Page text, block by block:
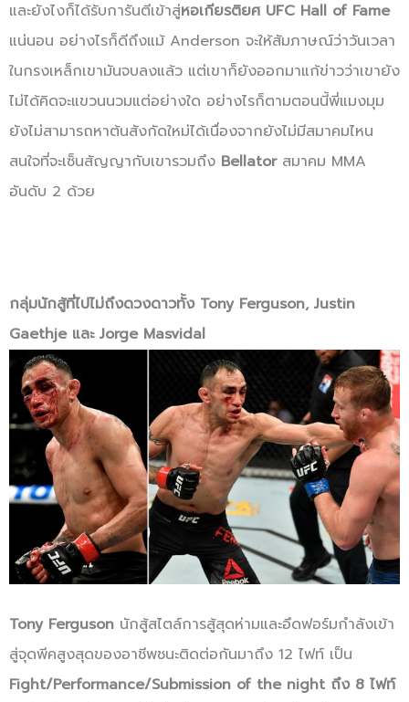
และยังไงก็ได้รับการันตีเข้าสู่หอเกียรติยศ UFC Hall of Fame
แน่นอน อย่างไรก็ดีถึงแม้ Anderson จะให้สัมภาษณ์ว่าวันเวลา
ในกรงเหล็กเขามันจบลงแล้ว แต่เขาก็ยังออกมาแก้ข่าวว่าเขายัง
ไม่ได้คิดจะแขวนนวมแต่อย่างใด อย่างไรก็ตามตอนนี้พี่แมงมุม
ยังไม่สามารถหาต้นสังกัดใหม่ได้เนื่องจากยังไม่มีสมาคมไหน
สนใจที่จะเซ็นสัญญากับเขารวมถึง Bellatorสมาคม MMA
อันดับ 2 ด้วย
กลุ่มนักสู้ที่ไปไม่ถึงดวงดาวทั้ง Tony Ferguson, Justin
Gaethje และ Jorge Masvidal
Tony Ferguson นักสู้สไตล์การสู้สุดห่ามและอึดฟอร์มกำลังเข้า
สู่จุดพีคสูงสุดของอาชีพชนะติดต่อกันมาถึง 12 ไฟท์ เป็น
Fight/Performance/Submission of the night ถึง 8 ไฟท์